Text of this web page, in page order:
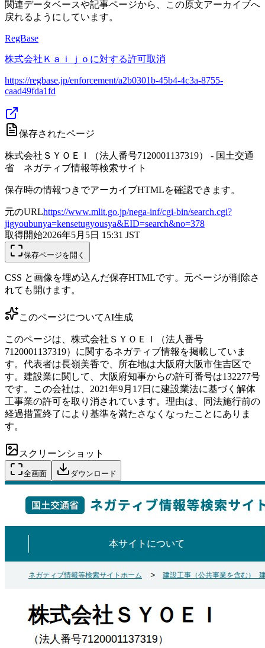
関連データベースや記事ページから、この原文アーカイブへ
戻れるようにしています。
RegBase
株式会社Ｋａｉｊｏに対する許可取消
https://regbase.jp/enforcement/a2b0301b-45b4-4c3a-8755-
caad49fda1fd
保存されたページ
株式会社ＳＹＯＥＩ（法人番号7120001137319） - 国土交通
省 ネガティブ情報等検索サイト
保存時の情報つきでアーカイブHTMLを確認できます。
元のURLhttps://www.mlit.go.jp/nega-inf/cgi-bin/search.cgi?
jigyoubunya=kensetugyousya&EID=search&no=378
取得開始2026年5月5日 15:31 JST
保存ページを開く
CSS と画像を埋め込んだ保存HTMLです。元ページが削除さ
れても開けます。
このページについてAI生成
このページは、株式会社ＳＹＯＥＩ（法人番号
7120001137319）に関するネガティブ情報を掲載していま
す。代表者は長嶺美香で、所在地は大阪府大阪市住吉区で
す。建設業に関して、大阪府知事からの許可番号は132277号
です。この会社は、2021年9月17日に建設業法に基づく解体
工事業の許可を取り消されています。理由は、同法施行前の
経過措置終了により基準を満たさなくなったことにありま
す。
スクリーンショット
全画面 ダウンロード